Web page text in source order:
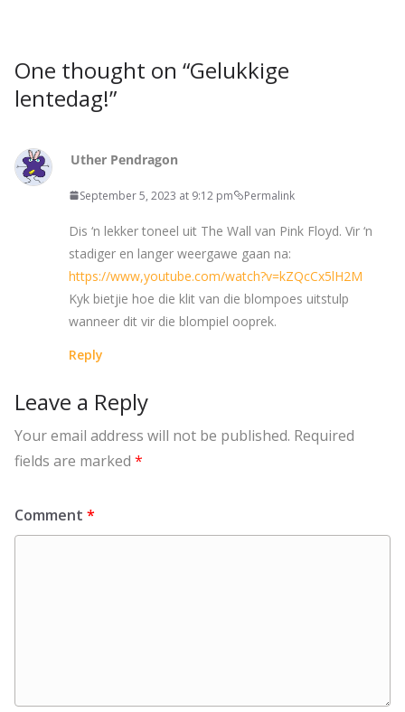
One thought on “Gelukkige
lentedag!”
Uther Pendragon
September 5, 2023 at 9:12 pm Permalink
Dis ‘n lekker toneel uit The Wall van Pink Floyd. Vir ‘n
stadiger en langer weergawe gaan na:
https://www,youtube.com/watch?v=kZQcCx5lH2M
Kyk bietjie hoe die klit van die blompoes uitstulp
wanneer dit vir die blompiel ooprek.
Reply
Leave a Reply
Your email address will not be published. Required
fields are marked *
Comment *